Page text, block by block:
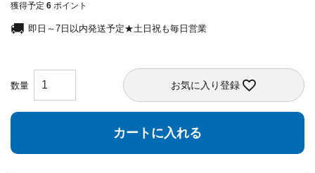
獲得予定 6 ポイント
即日～7日以内発送予定★土日祝も毎日営業
お気に入り登録
カートに入れる